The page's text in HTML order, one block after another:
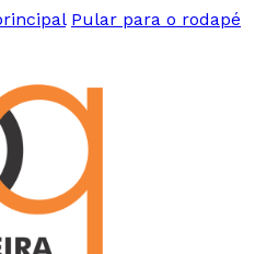
Pular para o rodapé